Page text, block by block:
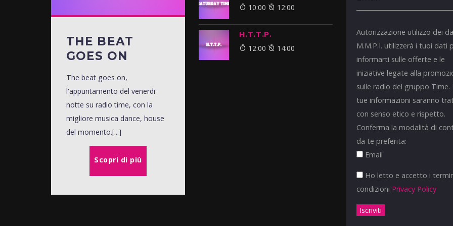
THE BEAT
GOES ON
The beat goes on,
l'appuntamento del venerdi'
notte su radio time, con la
migliore musica dance, house
del momento.[...]
Scopri di più
10:00 12:00
H.T.T.P.
12:00 14:00
Autorizzazione utilizzo dei
M.M.P.I. utilizzerà i tuoi dati
informarti sulle offerte e le
iniziative legate alla
sulle radio del gruppo Time.
tue informazioni saranno
con senso etico e rispetto.
Conferma la modalità di
da te preferita:
Email
Ho letto e accetto i
condizioni Privacy Policy